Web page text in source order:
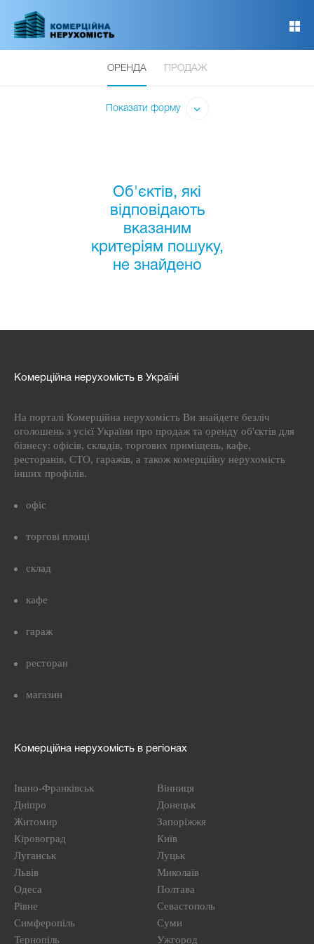
основного
ОРЕНДА ПРОДАЖ
Показати форму
Об'єктів, які
відповідають
вказаним
критеріям пошуку,
не знайдено
Комерційна нерухомість в Україні
На порталі Комерційна нерухомість Ви знайдете безліч
оголошень з усієї України про продаж та оренду об'єктів для
бізнесу: офісів, складів, торгових приміщень, кафе,
ресторанів, СТО, гаражів, а також комерційну нерухомість
інших профілів.
офіс
торгові площі
склад
кафе
гараж
ресторан
магазин
Комерційна нерухомість в регіонах
Івано-Франківськ
Вінниця
Дніпро
Донецьк
Житомир
Запоріжжя
Кіровоград
Київ
Луганськ
Луцьк
Львів
Миколаїв
Одеса
Полтава
Рівне
Севастополь
Симферопіль
Суми
Тернопіль
Ужгород